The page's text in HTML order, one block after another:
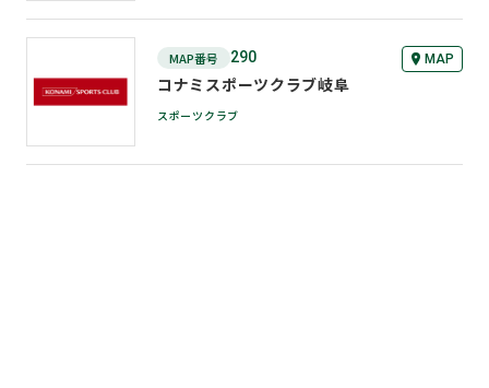
MAP
MAP番号 290
コナミスポーツクラブ岐阜
スポーツクラブ